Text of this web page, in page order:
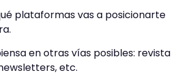
plataformas vas a posicionarte
en otras vías posibles: revista
etc.